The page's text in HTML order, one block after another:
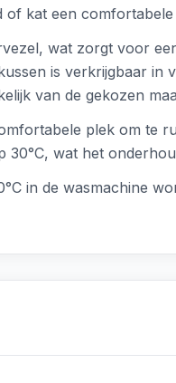
kat een
wat zorgt voor
is verkrijgbaar in
van de gekozen
plek om te
wat het
in de wasmachine